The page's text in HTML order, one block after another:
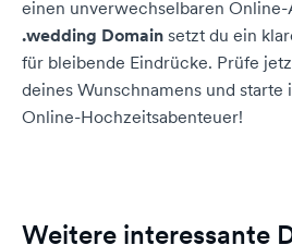
einen unverwechselbaren
.wedding Domain setzt du ein
für bleibende Eindrücke. Prüfe
deines Wunschnamens und starte
Online-Hochzeitsabenteuer!
Weitere interessante